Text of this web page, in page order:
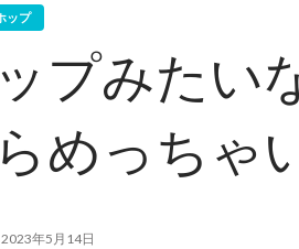
ップ
プみたい
めっちゃ
投
2023年5月14日